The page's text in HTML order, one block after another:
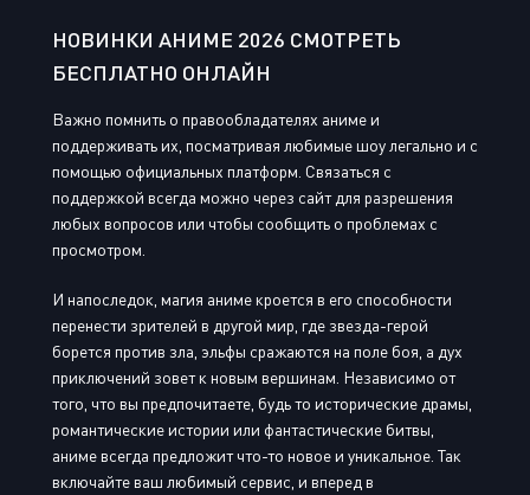
НОВИНКИ АНИМЕ 2026 СМОТРЕТЬ
БЕСПЛАТНО ОНЛАЙН
Важно помнить о правообладателях аниме и
поддерживать их, посматривая любимые шоу легально и с
помощью официальных платформ. Связаться с
поддержкой всегда можно через сайт для разрешения
любых вопросов или чтобы сообщить о проблемах с
просмотром.
И напоследок, магия аниме кроется в его способности
перенести зрителей в другой мир, где звезда-герой
борется против зла, эльфы сражаются на поле боя, а дух
приключений зовет к новым вершинам. Независимо от
того, что вы предпочитаете, будь то исторические драмы,
романтические истории или фантастические битвы,
аниме всегда предложит что-то новое и уникальное. Так
включайте ваш любимый сервис, и вперед в